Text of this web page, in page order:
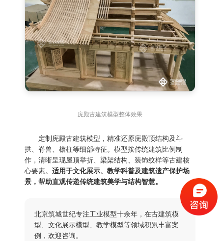
庑殿古建筑模型整体效果
定制庑殿古建筑模型，精准还原庑殿顶结构及斗
拱、脊兽、檐柱等细部特征。模型按传统建筑比例制
作，清晰呈现屋顶举折、梁架结构、装饰纹样等古建核
心要素。 适用于文化展示、教学科普及建筑遗产保护场
景，帮助直观传递传统建筑美学与结构智慧。
北京筑城世纪专注工业模型十余年，在古建筑模
型、文化展示模型、教学模型等领域积累丰富案
例，欢迎咨询。